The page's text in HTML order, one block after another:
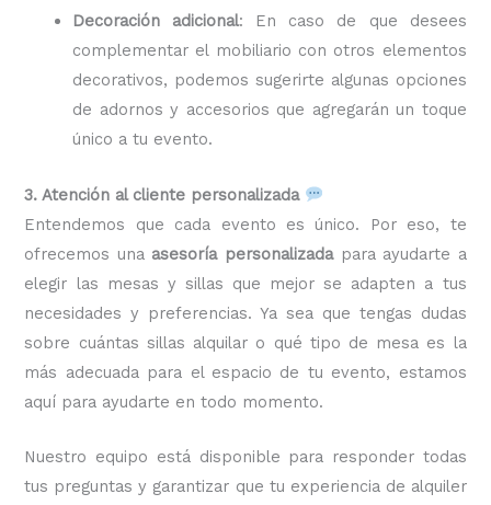
Decoración adicional: En caso de que desees
complementar el mobiliario con otros elementos
decorativos, podemos sugerirte algunas opciones
de adornos y accesorios que agregarán un toque
único a tu evento.
3. Atención al cliente personalizada
Entendemos que cada evento es único. Por eso, te
ofrecemos una asesoría personalizadapara ayudarte a
elegir las mesas y sillas que mejor se adapten a tus
necesidades y preferencias. Ya sea que tengas dudas
sobre cuántas sillas alquilar o qué tipo de mesa es la
más adecuada para el espacio de tu evento, estamos
aquí para ayudarte en todo momento.
Nuestro equipo está disponible para responder todas
tus preguntas y garantizar que tu experiencia de alquiler